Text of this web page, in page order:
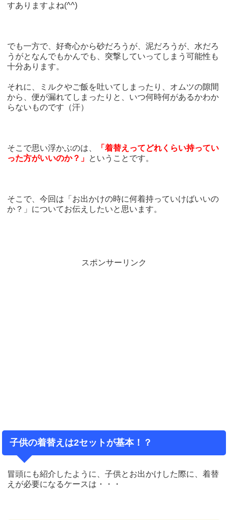
すありますよね(^^)
でも一方で、好奇心から砂だろうが、泥だろうが、水だろ
うがとなんでもかんでも、突撃していってしまう可能性も
十分あります。
それに、ミルクやご飯を吐いてしまったり、オムツの隙間
から、便が漏れてしまったりと、いつ何時何があるかわか
らないものです（汗）
そこで思い浮かぶのは、
「着替えってどれくらい持ってい
った方がいいのか？」 ということです。
そこで、今回は「お出かけの時に何着持っていけばいいの
か？」についてお伝えしたいと思います。
スポンサーリンク
子供の着替えは2セットが基本！？
冒頭にも紹介したように、子供とお出かけした際に、着替
えが必要になるケースは・・・